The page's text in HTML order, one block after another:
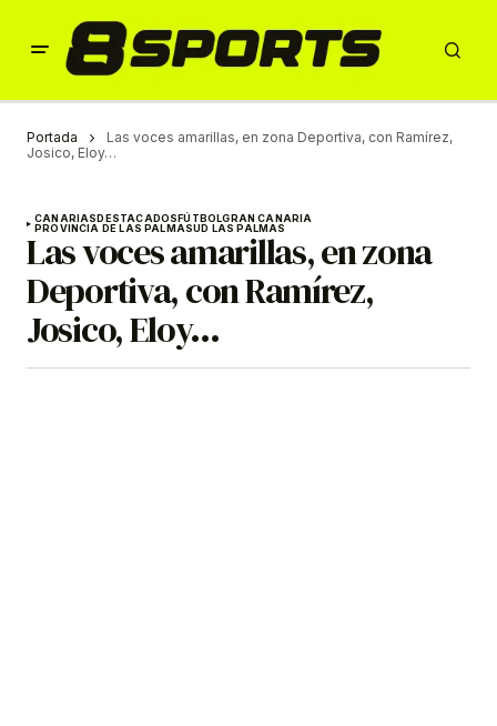
Portada
Las voces amarillas, en zona Deportiva, con Ramírez,
Josico, Eloy…
CANARIASDESTACADOSFÚTBOLGRAN CANARIA
PROVINCIA DE LAS PALMASUD LAS PALMAS
Las voces amarillas, en zona
Deportiva, con Ramírez,
Josico, Eloy…